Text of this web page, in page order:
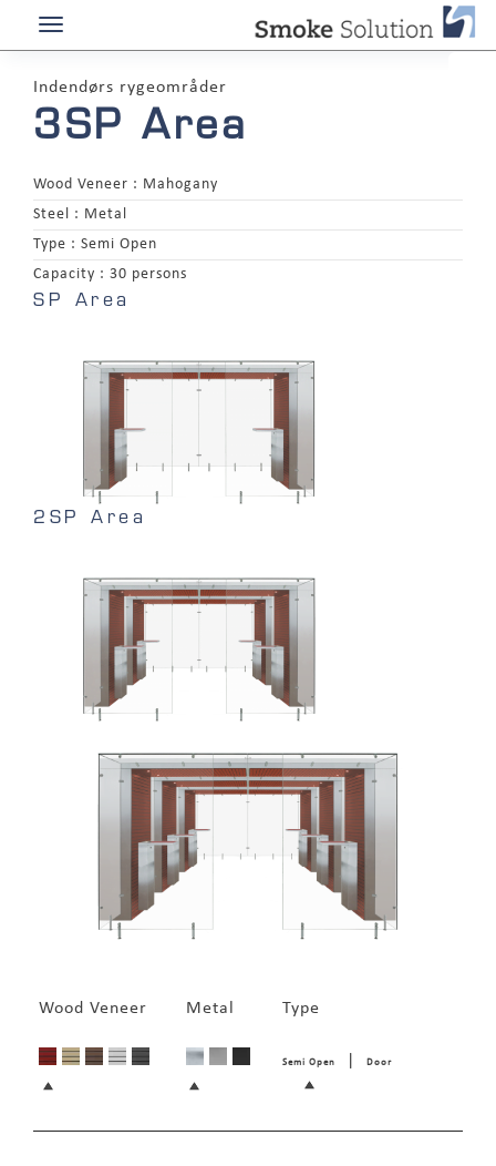
Indendørs rygeområder
3SP Area
Wood Veneer : Mahogany
Steel : Metal
Type : Semi Open
Capacity : 30 persons
SP Area
2SP Area
Wood Veneer Metal Type
Semi Open Door